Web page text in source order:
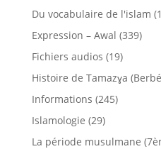
Du vocabulaire de l'islam
Expression – Awal (339)
Fichiers audios (19)
Histoire de Tamazɣa
Informations (245)
Islamologie (29)
La période musulmane